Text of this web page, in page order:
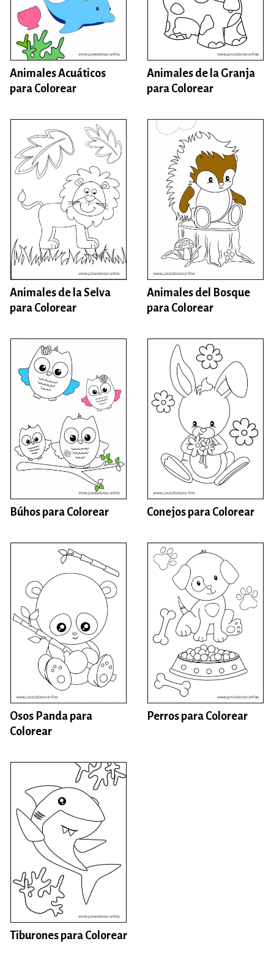
Animales Acuáticos
para Colorear
Animales de la Granja
para Colorear
Animales de la Selva
para Colorear
Animales del Bosque
para Colorear
Búhos para Colorear Conejos para Colorear
Osos Panda para
Colorear
Perros para Colorear
Tiburones para Colorear